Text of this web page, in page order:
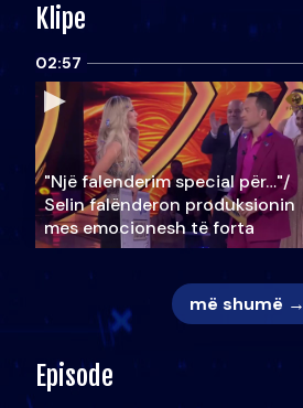
Klipe
02:57
"Një falenderim special për…"/
Selin falënderon produksionin
mes emocionesh të forta
më shumë →
Episode